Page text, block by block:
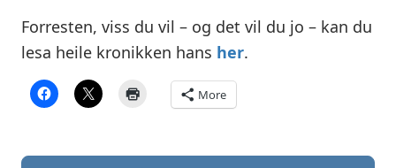
Forresten, viss du vil – og det vil du jo – kan du
lesa heile kronikken hans her.
More